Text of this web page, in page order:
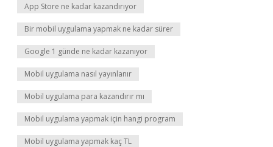
App Store ne kadar kazandırıyor
Bir mobil uygulama yapmak ne kadar sürer
Google 1 günde ne kadar kazanıyor
Mobil uygulama nasıl yayınlanır
Mobil uygulama para kazandırır mı
Mobil uygulama yapmak için hangi program
Mobil uygulama yapmak kaç TL